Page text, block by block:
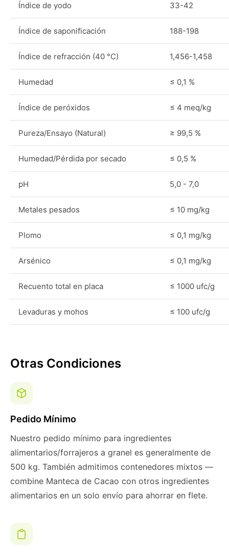
Índice de yodo 33-42
Índice de saponificación 188-198
Índice de refracción (40 °C) 1,456-1,458
Humedad ≤ 0,1 %
Índice de peróxidos ≤ 4 meq/kg
Pureza/Ensayo (Natural) ≥ 99,5 %
Humedad/Pérdida por secado ≤ 0,5 %
pH 5,0 - 7,0
Metales pesados ≤ 10 mg/kg
Plomo ≤ 0,1 mg/kg
Arsénico ≤ 0,1 mg/kg
Recuento total en placa ≤ 1000 ufc/g
Levaduras y mohos ≤ 100 ufc/g
Otras Condiciones
Pedido Mínimo
Nuestro pedido mínimo para ingredientes
alimentarios/forrajeros a granel es generalmente de
500 kg. También admitimos contenedores mixtos —
combine Manteca de Cacao con otros ingredientes
alimentarios en un solo envío para ahorrar en flete.